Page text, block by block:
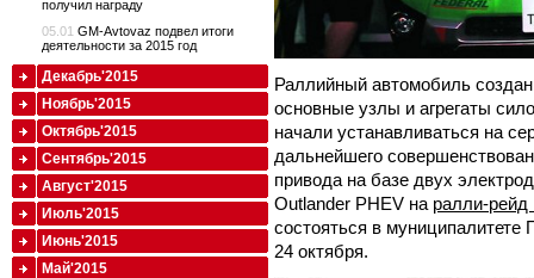
Раллийный автомобиль
основные узлы и агрегаты
начали устанавливаться на
дальнейшего
привода на базе двух
Outlander PHEV на ралли-рейд
состояться в муниципалитете
24 октября.
получил награду
05.01 GM-Avtovaz подвел итоги
деятельности за 2015 год
Декабрь'2015
Ноябрь'2015
Октябрь'2015
Сентябрь'2015
Август'2015
Июль'2015
Июнь'2015
Май'2015